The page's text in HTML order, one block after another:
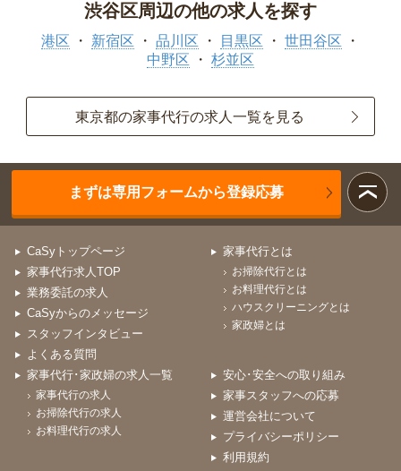
渋谷区周辺の他の求人を探す
港区 新宿区 品川区 目黒区
世田谷区
中野区
杉並区
東京都の家事代行の求人一覧を見る
まずは専用フォームから登録応募
CaSyトップページ
家事代行求人TOP
業務委託の求人
CaSyからのメッセージ
スタッフインタビュー
よくある質問
家事代行とは
お掃除代行とは
お料理代行とは
ハウスクリーニングとは
家政婦とは
家事代行･家政婦の求人一覧
家事代行の求人
お掃除代行の求人
お料理代行の求人
安心･安全への取り組み
家事スタッフへの応募
運営会社について
プライバシーポリシー
利用規約